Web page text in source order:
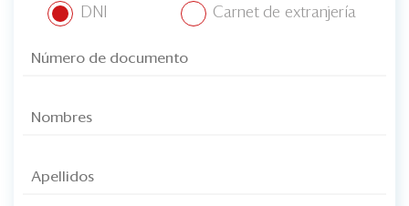
DNI Carnet de extranjería